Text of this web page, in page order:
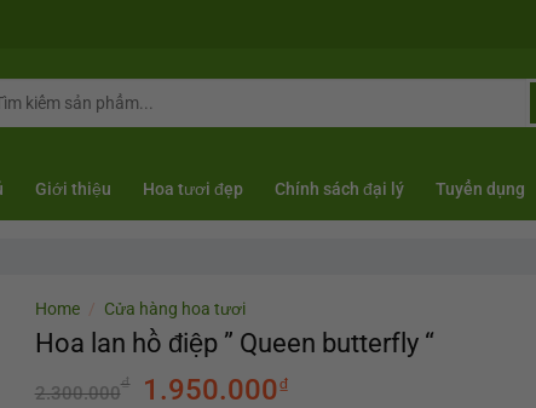
Giới thiệu Hoa tươi đẹp Chính sách đại lý Tuyển dụng
Home / Cửa hàng hoa tươi
Hoa lan hồ điệp ” Queen butterfly “
2.300.000₫ 1.950.000₫